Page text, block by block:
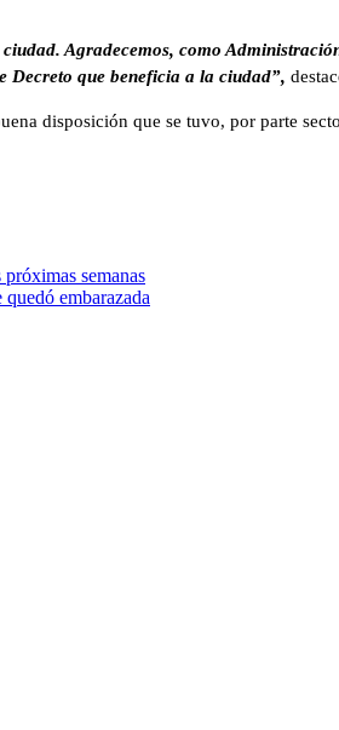
Agradecemos, como
Decreto que beneficia a la ciudad”,
disposición que se tuvo, por parte
semanas
embarazada